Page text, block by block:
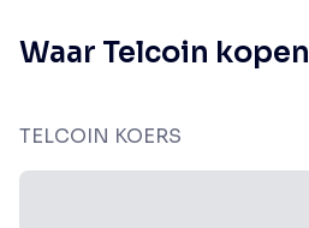
Waar Telcoin kopen
TELCOIN KOERS